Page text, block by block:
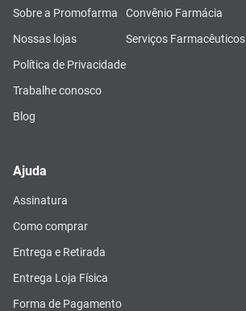
Sobre a Promofarma
Nossas lojas
Política de Privacidade
Trabalhe conosco
Blog
Convênio Farmácia
Serviços Farmacêuticos
Ajuda
Assinatura
Como comprar
Entrega e Retirada
Entrega Loja Física
Forma de Pagamento